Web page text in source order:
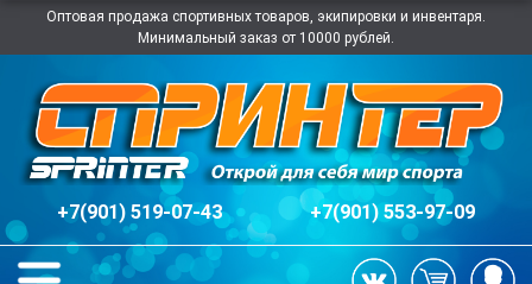
Оптовая продажа спортивных товаров, экипировки и инвентаря.
Минимальный заказ от 10000 рублей.
+7(901) 519-07-43 +7(901) 553-97-09